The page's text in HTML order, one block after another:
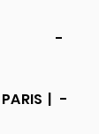
-
| -